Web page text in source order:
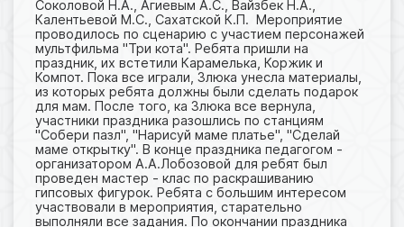
Соколовой Н.А., Агиевым А.С., Вайзбек Н.А.,
Калентьевой М.С., Сахатской К.П. Мероприятие
проводилось по сценарию с участием персонажей
мультфильма "Три кота". Ребята пришли на
праздник, их встетили Карамелька, Коржик и
Компот. Пока все играли, Злюка унесла материалы,
из которых ребята должны были сделать подарок
для мам. После того, ка Злюка все вернула,
участники праздника разошлись по станциям
"Собери пазл", "Нарисуй маме платье", "Сделай
маме открытку". В конце праздника педагогом -
организатором А.А.Лобозовой для ребят был
проведен мастер - клас по раскрашиванию
гипсовых фигурок. Ребята с большим интересом
участвовали в мероприятия, старательно
выполняли все задания. По окончании праздника